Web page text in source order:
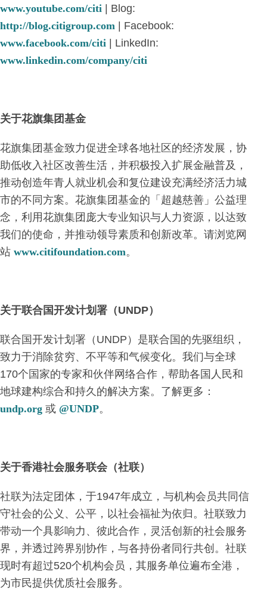
www.youtube.com/citi | Blog:
http://blog.citigroup.com | Facebook:
www.facebook.com/citi | LinkedIn:
www.linkedin.com/company/citi
关于花旗集团基金
花旗集团基金致力促进全球各地社区的经济发展，协
助低收入社区改善生活，并积极投入扩展金融普及，
推动创造年青人就业机会和复位建设充满经济活力城
市的不同方案。花旗集团基金的「超越慈善」公益理
念，利用花旗集团庞大专业知识与人力资源，以达致
我们的使命，并推动领导素质和创新改革。请浏览网
站 www.citifoundation.com。
关于联合国开发计划署（UNDP）
联合国开发计划署（UNDP）是联合国的先驱组织，
致力于消除贫穷、不平等和气候变化。我们与全球
170个国家的专家和伙伴网络合作，帮助各国人民和
地球建构综合和持久的解决方案。了解更多：
undp.org 或 @UNDP。
关于香港社会服务联会（社联）
社联为法定团体，于1947年成立，与机构会员共同信
守社会的公义、公平，以社会福祉为依归。社联致力
带动一个具影响力、彼此合作，灵活创新的社会服务
界，并透过跨界别协作，与各持份者同行共创。社联
现时有超过520个机构会员，其服务单位遍布全港，
为市民提供优质社会服务。